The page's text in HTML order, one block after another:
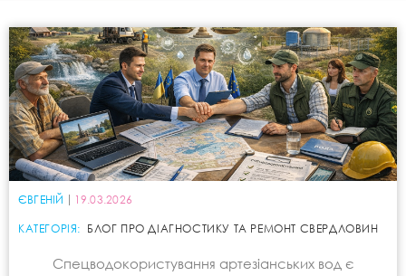
ЄВГЕНІЙ 19.03.2026
КАТЕГОРІЯ: БЛОГ ПРО ДІАГНОСТИКУ ТА РЕМОНТ СВЕРДЛОВИН
Спецводокористування артезіанських вод є